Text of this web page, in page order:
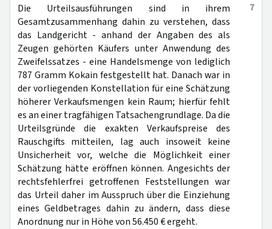
7
Die Urteilsausführungen sind in ihrem
Gesamtzusammenhang dahin zu verstehen, dass
das Landgericht - anhand der Angaben des als
Zeugen gehörten Käufers unter Anwendung des
Zweifelssatzes - eine Handelsmenge von lediglich
787 Gramm Kokain festgestellt hat. Danach war in
der vorliegenden Konstellation für eine Schätzung
höherer Verkaufsmengen kein Raum; hierfür fehlt
es an einer tragfähigen Tatsachengrundlage. Da die
Urteilsgründe die exakten Verkaufspreise des
Rauschgifts mitteilen, lag auch insoweit keine
Unsicherheit vor, welche die Möglichkeit einer
Schätzung hätte eröffnen können. Angesichts der
rechtsfehlerfrei getroffenen Feststellungen war
das Urteil daher im Ausspruch über die Einziehung
eines Geldbetrages dahin zu ändern, dass diese
Anordnung nur in Höhe von 56.450 € ergeht.